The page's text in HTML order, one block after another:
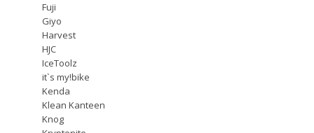
Fuji
Giyo
Harvest
HJC
IceToolz
it`s my!bike
Kenda
Klean Kanteen
Knog